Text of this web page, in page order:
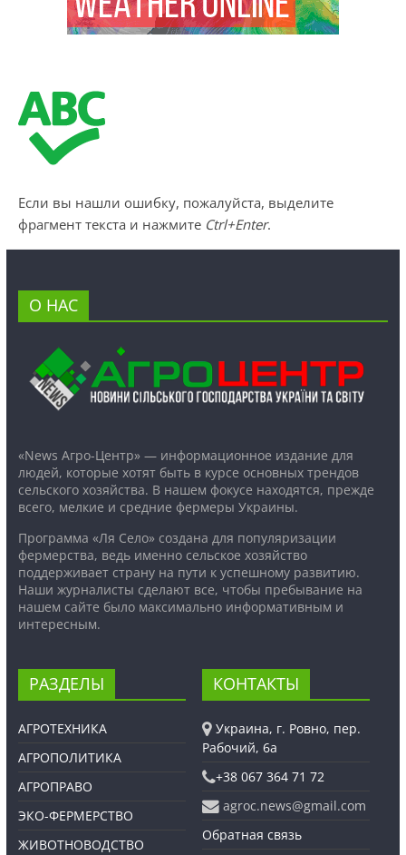
Если вы нашли ошибку, пожалуйста, выделите
фрагмент текста и нажмите Ctrl+Enter.
О НАС
«News Агро-Центр» — информационное издание для
людей, которые хотят быть в курсе основных трендов
сельского хозяйства. В нашем фокусе находятся, прежде
всего, мелкие и средние фермеры Украины.
Программа «Ля Село» создана для популяризации
фермерства, ведь именно сельское хозяйство
поддерживает страну на пути к успешному развитию.
Наши журналисты сделают все, чтобы пребывание на
нашем сайте было максимально информативным и
интересным.
РАЗДЕЛЫ
АГРОТЕХНИКА
АГРОПОЛИТИКА
АГРОПРАВО
ЭКО-ФЕРМЕРСТВО
ЖИВОТНОВОДСТВО
КОНТАКТЫ
Украина, г. Ровно, пер.
Рабочий, 6а
+38 067 364 71 72
agroc.news@gmail.com
Обратная связь